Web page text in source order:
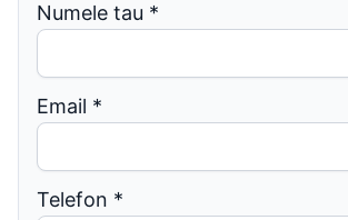
Numele tau *
Email *
Telefon *